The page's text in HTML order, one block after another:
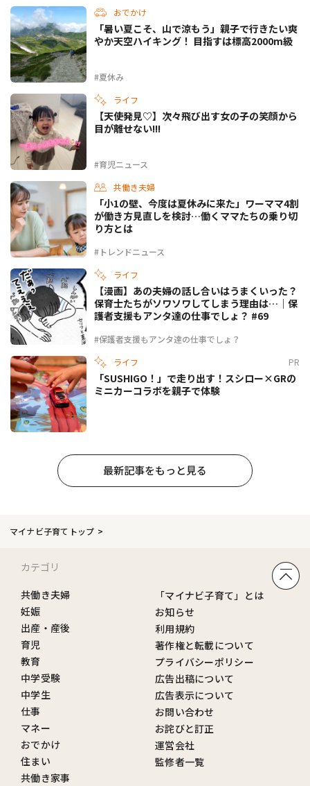
おでかけ
#夏休み
「暑い夏こそ、山で涼もう」親子で行きたい爽
やか天空ハイキング！ 目指すは標高2000m級
ライフ
#育児ニュース
【天使発見♡】次々飛び出す女の子の笑顔から
目が離せない!!!
共働き夫婦
#トレンドニュース
「小1の壁、今度は夏休みに来た」ワーママ4割
が働き方見直しを検討…働くママたちの乗り切
り方とは
ライフ
#保護者支援もアンタ達の仕事でしょ？
【漫画】あの夫婦の話し合いはうまくいった？
保育士たちがソワソワしてしまう理由は…｜保
護者支援もアンタ達の仕事でしょ？ #69
ライフ PR
「SUSHIGO！」で走り出す！スシロー×GRの
ミニカーコラボを親子で体験
最新記事をもっと見る
マイナビ子育てトップ
カテゴリ
共働き夫婦
妊娠
出産・産後
育児
教育
中学受験
中学生
仕事
マネー
おでかけ
住まい
共働き家事
「マイナビ子育て」とは
お知らせ
利用規約
著作権と転載について
プライバシーポリシー
広告出稿について
広告表示について
お問い合わせ
お詫びと訂正
運営会社
監修者一覧